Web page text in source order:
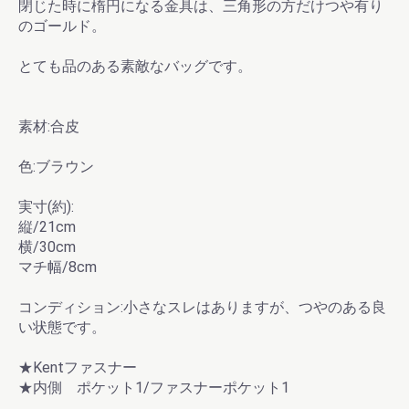
閉じた時に楕円になる金具は、三角形の方だけつや有り
のゴールド。
とても品のある素敵なバッグです。
素材:合皮
色:ブラウン
実寸(約):
縦/21cm
横/30cm
マチ幅/8cm
コンディション:小さなスレはありますが、つやのある良
い状態です。
★Kentファスナー
★内側 ポケット1/ファスナーポケット1